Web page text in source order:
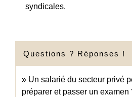
syndicales.
Questions ? Réponses !
Un salarié du secteur privé
préparer et passer un examen